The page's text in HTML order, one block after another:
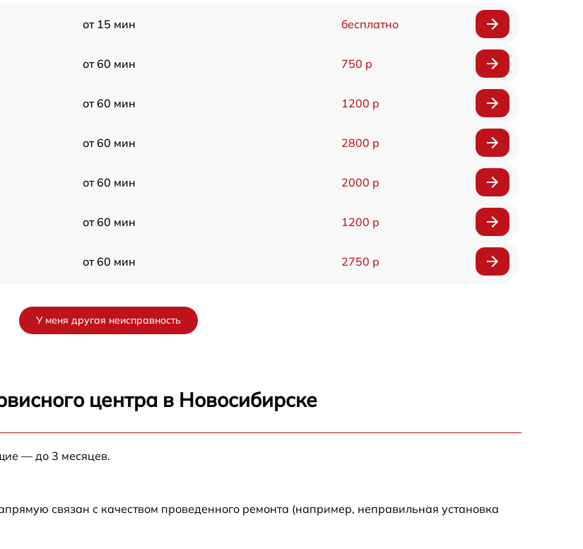
от 15 мин бесплатно
от 60 мин 750 р
от 60 мин 1200 р
от 60 мин 2800 р
от 60 мин 2000 р
от 60 мин 1200 р
от 60 мин 2750 р
от 60 мин
У меня другая неисправность
центра в Новосибирске
— до 3 месяцев.
связан с качеством проведенного ремонта (например, неправильная установка